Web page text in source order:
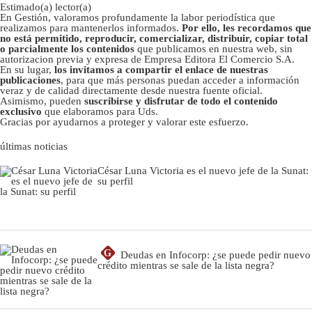
Estimado(a) lector(a)
En Gestión, valoramos profundamente la labor periodística que
realizamos para mantenerlos informados. Por ello, les recordamos que
no está permitido, reproducir, comercializar, distribuir, copiar total
o parcialmente los contenidos que publicamos en nuestra web, sin
autorizacion previa y expresa de Empresa Editora El Comercio S.A.
En su lugar, los invitamos a compartir el enlace de nuestras
publicaciones, para que más personas puedan acceder a información
veraz y de calidad directamente desde nuestra fuente oficial.
Asimismo, pueden suscribirse y disfrutar de todo el contenido
exclusivo que elaboramos para Uds.
Gracias por ayudarnos a proteger y valorar este esfuerzo.
últimas noticias
César Luna Victoria es el nuevo jefe de la Sunat:
su perfil
G
Deudas en Infocorp: ¿se puede pedir nuevo
crédito mientras se sale de la lista negra?